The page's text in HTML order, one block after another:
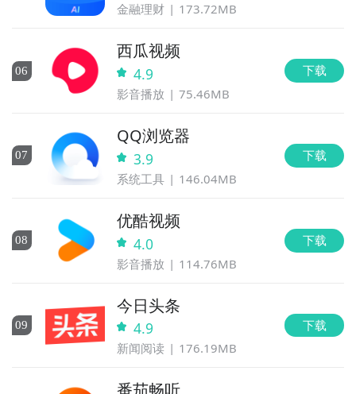
金融理财 173.72MB
06
西瓜视频
4.9
影音播放 75.46MB
下载
07
QQ浏览器
3.9
系统工具 146.04MB
下载
08
优酷视频
4.0
影音播放 114.76MB
下载
09
今日头条
4.9
新闻阅读 176.19MB
下载